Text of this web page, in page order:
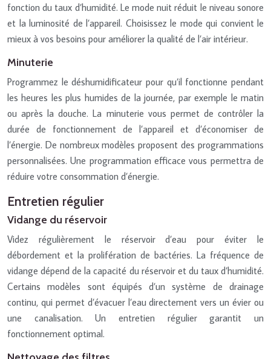
fonction du taux d’humidité. Le mode nuit réduit le niveau sonore
et la luminosité de l’appareil. Choisissez le mode qui convient le
mieux à vos besoins pour améliorer la qualité de l’air intérieur.
Minuterie
Programmez le déshumidificateur pour qu’il fonctionne pendant
les heures les plus humides de la journée, par exemple le matin
ou après la douche. La minuterie vous permet de contrôler la
durée de fonctionnement de l’appareil et d’économiser de
l’énergie. De nombreux modèles proposent des programmations
personnalisées. Une programmation efficace vous permettra de
réduire votre consommation d’énergie.
Entretien régulier
Vidange du réservoir
Videz régulièrement le réservoir d’eau pour éviter le
débordement et la prolifération de bactéries. La fréquence de
vidange dépend de la capacité du réservoir et du taux d’humidité.
Certains modèles sont équipés d’un système de drainage
continu, qui permet d’évacuer l’eau directement vers un évier ou
une canalisation. Un entretien régulier garantit un
fonctionnement optimal.